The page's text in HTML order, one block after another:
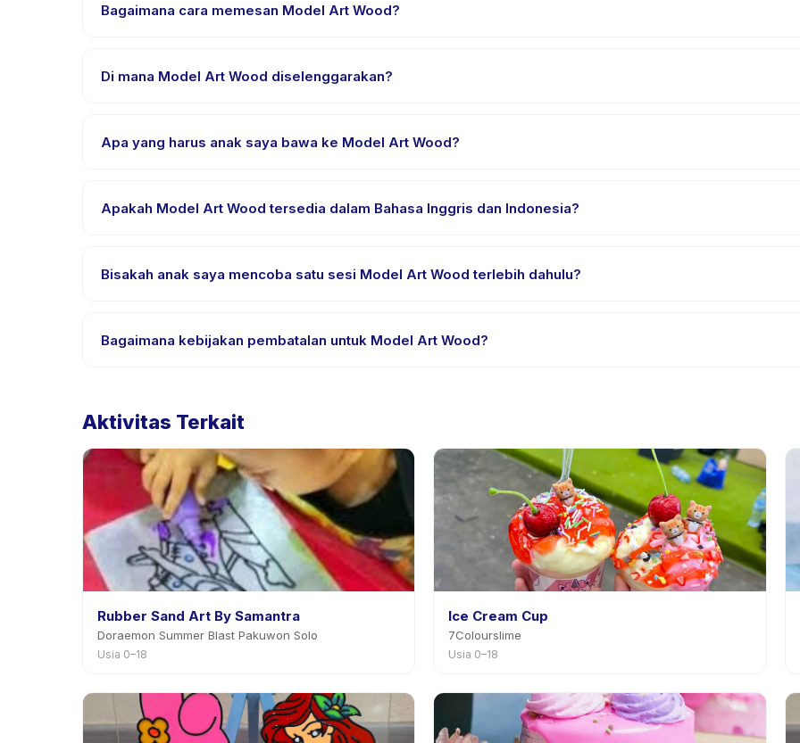
Bagaimana cara memesan Model Art Wood?
setelah pembayaran berhasil.
Di mana Model Art Wood diselenggarakan?
Apa yang harus anak saya bawa ke Model Art Wood?
Apakah Model Art Wood tersedia dalam Bahasa Inggris dan Indonesia?
bahasa yang didukung.
Bisakah anak saya mencoba satu sesi Model Art Wood terlebih dahulu?
Bagaimana kebijakan pembatalan untuk Model Art Wood?
Aktivitas Terkait
Rubber Sand Art By Samantra
Doraemon Summer Blast Pakuwon Solo
Usia 0–18
Ice Cream Cup
7Colourslime
Usia 0–18